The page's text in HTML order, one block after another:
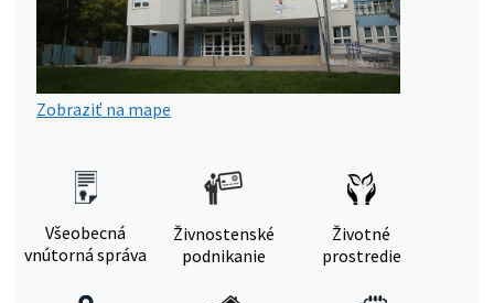
Zobraziť na mape
Všeobecná
vnútorná správa
Živnostenské
podnikanie
Životné
prostredie